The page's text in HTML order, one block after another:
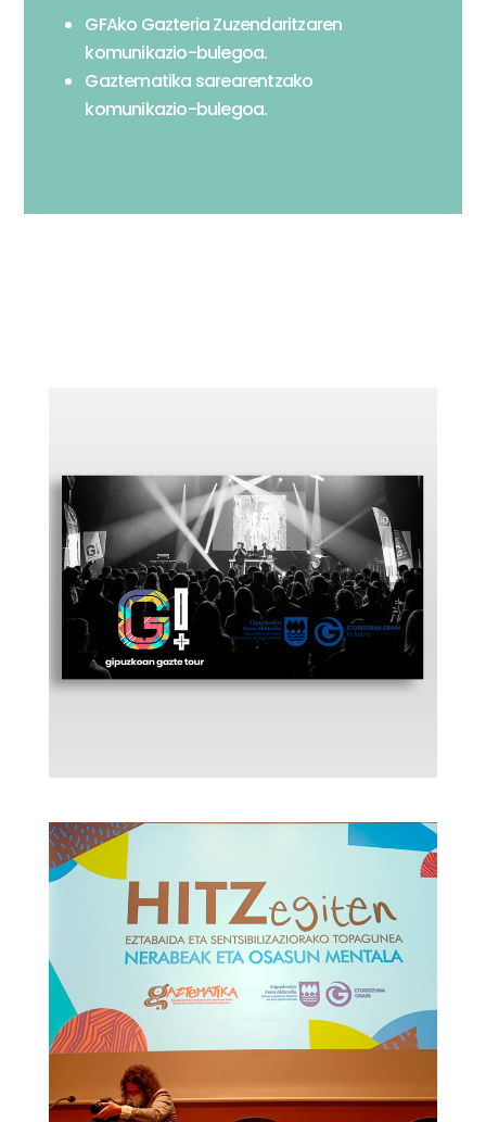
GFAko Gazteria Zuzendaritzaren
komunikazio-bulegoa.
Gaztematika sarearentzako
komunikazio-bulegoa.